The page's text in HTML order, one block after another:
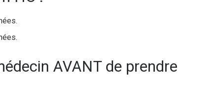
AVANT de prendre